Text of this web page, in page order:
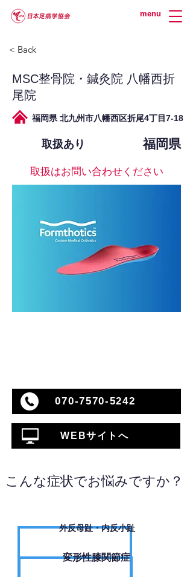
menu
< Back
MSC整骨院・鍼灸院 八幡西折
尾院
福岡県 北九州市八幡西区折尾4丁目7-18
取扱あり 福岡県
取扱はお問い合わせください
070-7570-5242
WEBサイトへ
こんな症状でお悩みですか？
外反母趾・内反小趾
変形性膝関節症